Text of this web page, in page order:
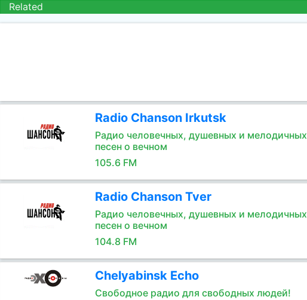
Related
Radio Chanson Irkutsk
Радио человечных, душевных и мелодичных
песен о вечном
105.6 FM
Radio Chanson Tver
Радио человечных, душевных и мелодичных
песен о вечном
104.8 FM
Chelyabinsk Echo
Свободное радио для свободных людей!